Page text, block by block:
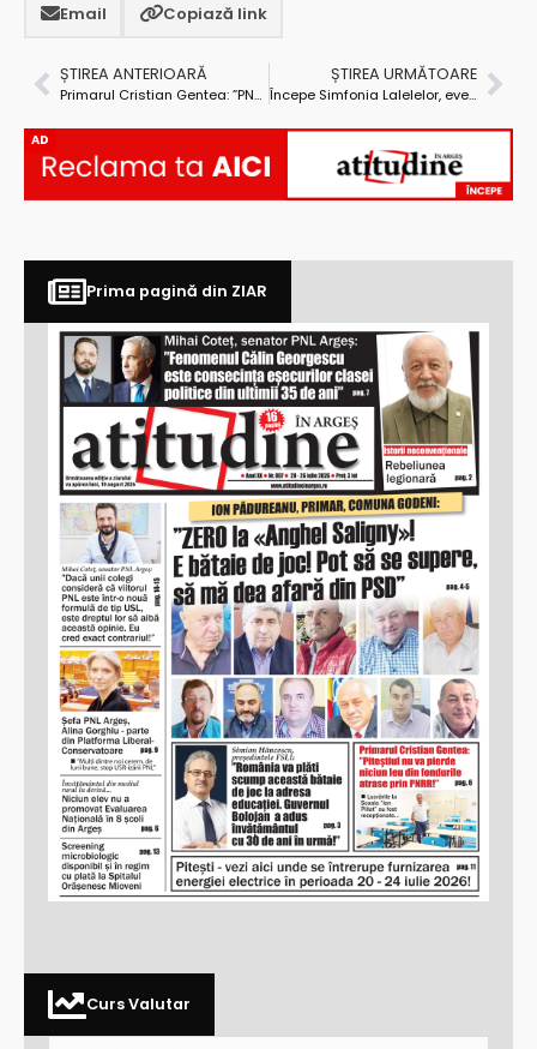
Email Copiază link
ȘTIREA ANTERIOARĂ
Primarul Cristian Gentea: ”PNRR-ul se încheie pe 31 august 2026. Piteștiul nu are niciun proiect care riscă să nu fie gata”
ȘTIREA URMĂTOARE
Începe Simfonia Lalelelor, evenimentul reprezentativ al Piteștiului!
AD
Prima pagină din ZIAR
Curs Valutar